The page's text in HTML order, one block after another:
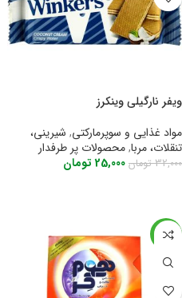
ویفر نارگیلی وینکرز
مواد غذایی و سوپرمارکتی, شیرینی،
تنقلات، مربا,محصولات پر طرفدار
32,000 تومان 25,000 تومان
-23%